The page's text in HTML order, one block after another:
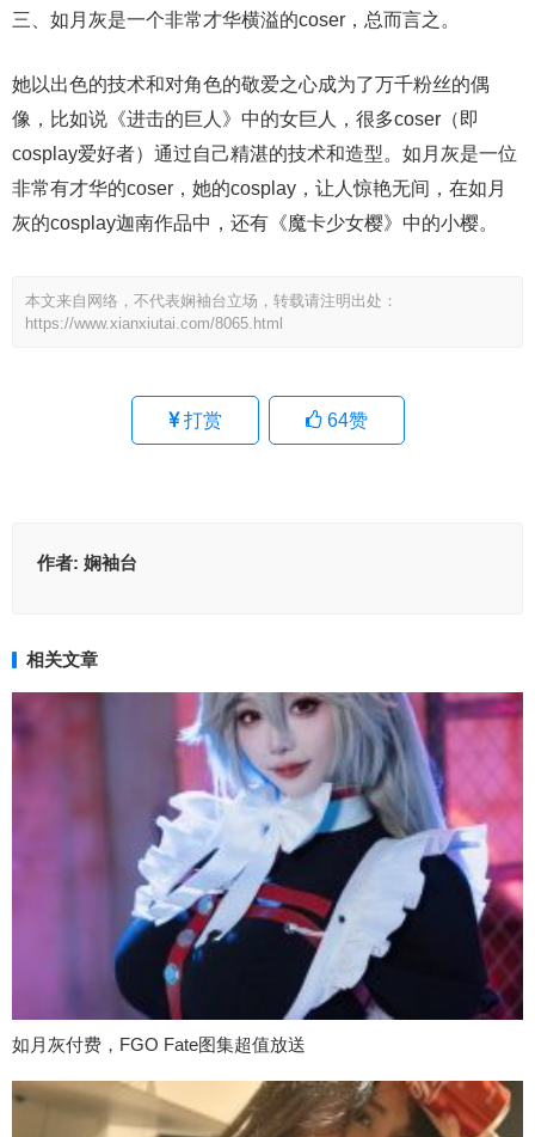
三、如月灰是一个非常才华横溢的coser，总而言之。
她以出色的技术和对角色的敬爱之心成为了万千粉丝的偶
像，比如说《进击的巨人》中的女巨人，很多coser（即
cosplay爱好者）通过自己精湛的技术和造型。如月灰是一位
非常有才华的coser，她的cosplay，让人惊艳无间，在如月
灰的cosplay迦南作品中，还有《魔卡少女樱》中的小樱。
本文来自网络，不代表娴袖台立场，转载请注明出处：
https://www.xianxiutai.com/8065.html
打赏 64赞
作者: 娴袖台
相关文章
如月灰付费，FGO Fate图集超值放送